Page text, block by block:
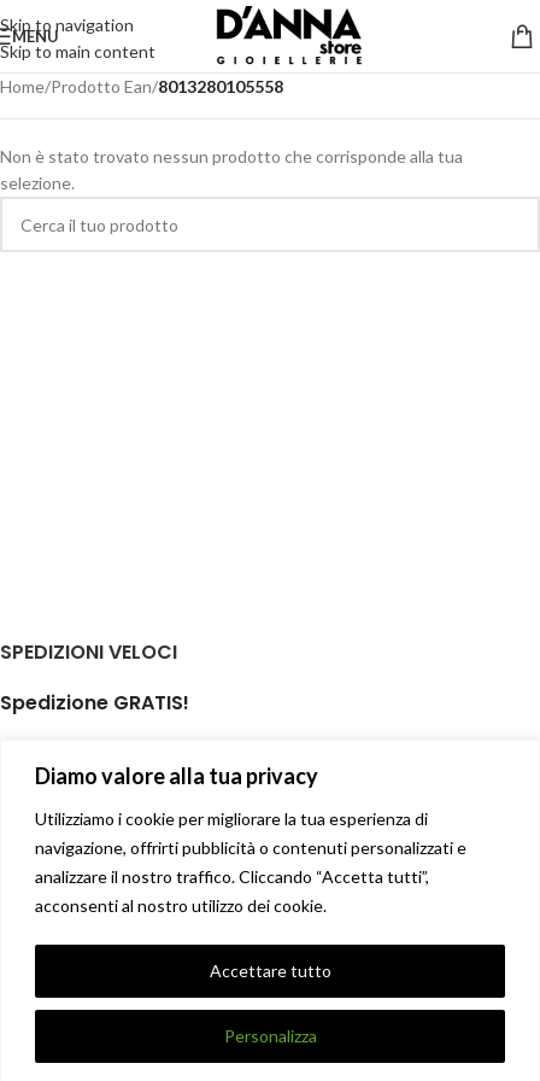
Diamo valore alla tua privacy
Utilizziamo i cookie per migliorare la tua esperienza di
navigazione, offrirti pubblicità o contenuti personalizzati e
analizzare il nostro traffico. Cliccando “Accetta tutti”,
acconsenti al nostro utilizzo dei cookie.
Personalizza
Accettare tutto
Skip to navigation
Skip to main content
MENU
Home/Prodotto Ean/8013280105558
Non è stato trovato nessun prodotto che corrisponde alla tua
selezione.
SPEDIZIONI VELOCI
Spedizione GRATIS!
isole minori non incluse
Soddisfatti o rimborsati
14 giorni diritto di recesso facile
Condizioni di vendita